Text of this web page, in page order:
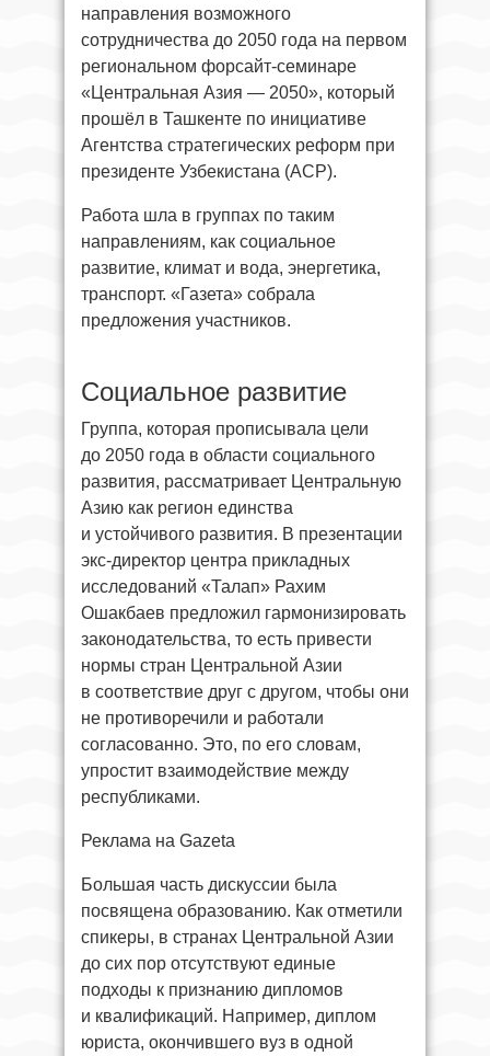
направления возможного
сотрудничества до 2050 года на первом
региональном форсайт-семинаре
«Центральная Азия — 2050», который
прошёл в Ташкенте по инициативе
Агентства стратегических реформ при
президенте Узбекистана (АСР).
Работа шла в группах по таким
направлениям, как социальное
развитие, климат и вода, энергетика,
транспорт. «Газета» собрала
предложения участников.
Социальное развитие
Группа, которая прописывала цели
до 2050 года в области социального
развития, рассматривает Центральную
Азию как регион единства
и устойчивого развития. В презентации
экс-директор центра прикладных
исследований «Талап» Рахим
Ошакбаев предложил гармонизировать
законодательства, то есть привести
нормы стран Центральной Азии
в соответствие друг с другом, чтобы они
не противоречили и работали
согласованно. Это, по его словам,
упростит взаимодействие между
республиками.
Реклама на Gazeta
Большая часть дискуссии была
посвящена образованию. Как отметили
спикеры, в странах Центральной Азии
до сих пор отсутствуют единые
подходы к признанию дипломов
и квалификаций. Например, диплом
юриста, окончившего вуз в одной